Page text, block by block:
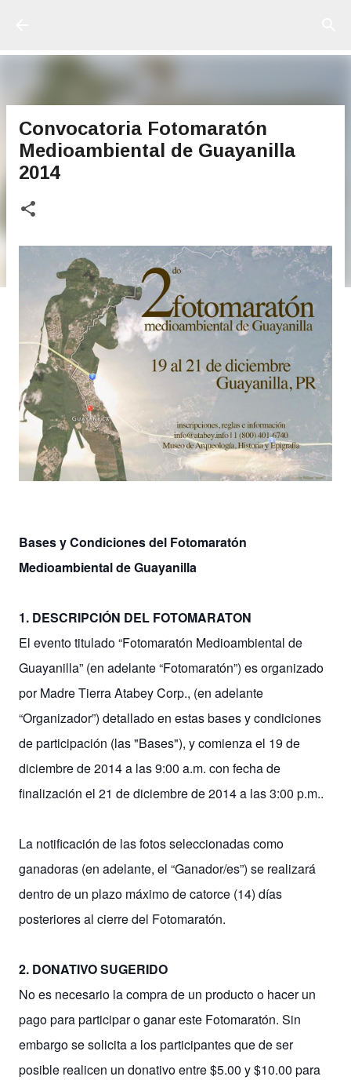
Convocatoria Fotomaratón
Medioambiental de Guayanilla
2014
Bases y Condiciones del Fotomaratón
Medioambiental de Guayanilla
1. DESCRIPCIÓN DEL FOTOMARATON
El evento titulado “Fotomaratón Medioambiental de
Guayanilla” (en adelante “Fotomaratón”) es organizado
por Madre Tierra Atabey Corp., (en adelante
“Organizador”) detallado en estas bases y condiciones
de participación (las "Bases"), y comienza el 19 de
diciembre de 2014 a las 9:00 a.m. con fecha de
finalización el 21 de diciembre de 2014 a las 3:00 p.m..
La notificación de las fotos seleccionadas como
ganadoras (en adelante, el “Ganador/es”) se realizará
dentro de un plazo máximo de catorce (14) días
posteriores al cierre del Fotomaratón.
2. DONATIVO SUGERIDO
No es necesario la compra de un producto o hacer un
pago para participar o ganar este Fotomaratón. Sin
embargo se solicita a los participantes que de ser
posible realicen un donativo entre $5.00 y $10.00 para